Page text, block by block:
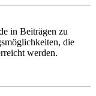
in Beiträgen zu
die
werden.